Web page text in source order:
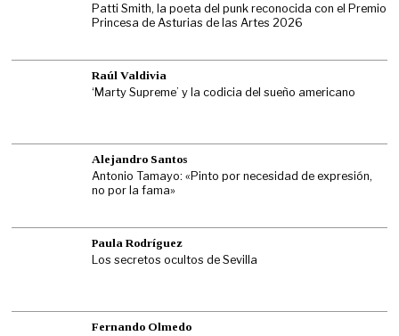
Patti Smith, la poeta del punk reconocida con el Premio
Princesa de Asturias de las Artes 2026
Raúl Valdivia
‘Marty Supreme’ y la codicia del sueño americano
Alejandro Santos
Antonio Tamayo: «Pinto por necesidad de expresión,
no por la fama»
Paula Rodríguez
Los secretos ocultos de Sevilla
Fernando Olmedo